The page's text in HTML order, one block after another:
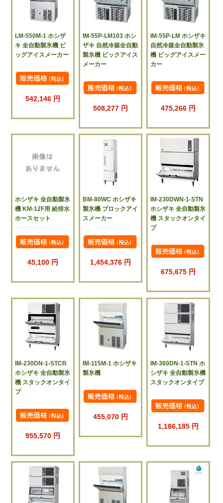
LM-550M-1 ホシザ
キ 全自動製氷機 ビ
ッグアイスメーカー
542,146 円
IM-55P-LM103 ホシ
ザキ 自然冷媒全自動
製氷機 ビックアイス
メーカー
508,277 円
IM-55P-LM ホシザキ
自然冷媒全自動製氷
機 ビッグアイスメー
カー
475,266 円
ホシザキ 全自動製氷
機 KM-12F用 給排水
ホースセット
45,100 円
BM-80WC ホシザキ
製氷機 ブロックアイ
スメーカー
1,454,376 円
IM-230DWN-1-STN
ホシザキ 全自動製氷
機 スタックオンタイ
プ
675,675 円
IM-230DN-1-STCR
ホシザキ 全自動製氷
機 スタックオンタイ
プ
955,570 円
IM-115M-1 ホシザキ
製氷機
455,070 円
IM-360DN-1-STN ホ
シザキ 全自動製氷機
スタックオンタイプ
1,186,185 円